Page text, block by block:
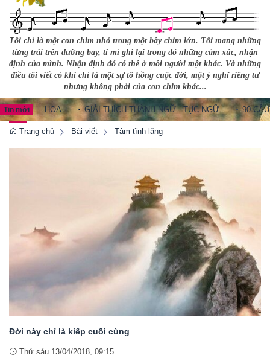
Tôi chỉ là một con chim nhỏ trong một bầy chim lớn. Tôi mang những
từng trải trên đường bay, tỉ mỉ ghi lại trong đó những cảm xúc, nhận
định của mình. Nhận định đó có thể ở mỗi người một khác. Và những
điều tôi viết có khi chỉ là một sự tô hồng cuộc đời, một ý nghĩ riêng tư
nhưng không phải của con chim khác...
Tin mớiHOA GIẢI THÍCH THÀNH NGỮ - TỤC NGỮ 90 CÂU
Trang chủ Bài viết Tâm tĩnh lặng
Đời này chỉ là kiếp cuối cùng
Thứ sáu 13/04/2018, 09:15